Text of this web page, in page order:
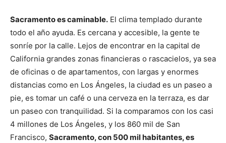
Sacramento es caminable. El clima templado durante
todo el año ayuda. Es cercana y accesible, la gente te
sonríe por la calle. Lejos de encontrar en la capital de
California grandes zonas financieras o rascacielos, ya sea
de oficinas o de apartamentos, con largas y enormes
distancias como en Los Ángeles, la ciudad es un paseo a
pie, es tomar un café o una cerveza en la terraza, es dar
un paseo con tranquilidad. Si la comparamos con los casi
4 millones de Los Ángeles, y los 860 mil de San
Francisco, Sacramento, con 500 mil habitantes, es